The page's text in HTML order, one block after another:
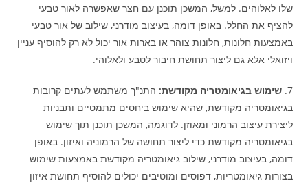
שלו לאלוהים. למשל, המשכן תוכנן עם חצר שאפשרה לאור טבעי
להציף את החלל. באופן דומה, בעיצוב מודרני, שילוב של אור טבעי
באמצעות חלונות, חלונות צוהר או בארות אור יכול לא רק להוסיף עניין
ויזואלי אלא גם ליצור תחושת חיבור לטבע ולאלוהי.
7. שימוש בגיאומטריה מקודשת: התנ"ך משתמש לעתים קרובות
בגיאומטריה מקודשת, שהיא שימוש ביחסים מתמטיים ותבניות
ליצירת עיצוב הרמוני ומאוזן. לדוגמה, המשכן תוכנן תוך שימוש
בגיאומטריה מקודשת כדי ליצור תחושה של הרמוניה ואיזון. באופן
דומה, בעיצוב מודרני, שילוב גיאומטריה מקודשת באמצעות שימוש
בצורות גיאומטריות, דפוסים ומוטיבים יכולים להוסיף תחושת איזון